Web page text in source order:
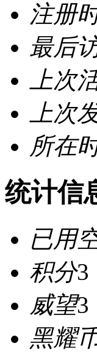
注册
最后
上次
上次
所在
统计信
已用
积分3
威望3
黑耀